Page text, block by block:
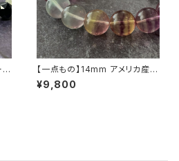
ン
【一点もの】14mm アメリカ産
バイカラー フローライト ブレス
レット【鑑別済み】
¥9,800